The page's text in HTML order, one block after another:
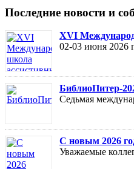
Последние новости и
XVI
02-03 июня 2026
БиблиоПитер-
Седьмая
С новым 2026
Уважаемые